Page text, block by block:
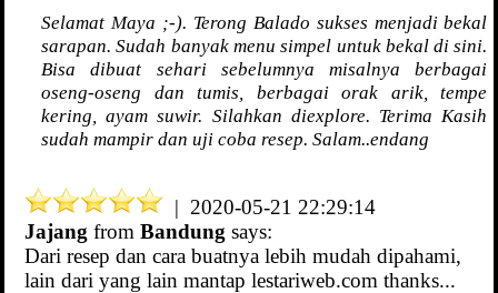
Selamat Maya ;-). Terong Balado sukses menjadi bekal
sarapan. Sudah banyak menu simpel untuk bekal di sini.
Bisa dibuat sehari sebelumnya misalnya berbagai
oseng-oseng dan tumis, berbagai orak arik, tempe
kering, ayam suwir. Silahkan diexplore. Terima Kasih
sudah mampir dan uji coba resep. Salam..endang
| 2020-05-21 22:29:14
Jajang from Bandung says:
Dari resep dan cara buatnya lebih mudah dipahami,
lain dari yang lain mantap lestariweb.com thanks...